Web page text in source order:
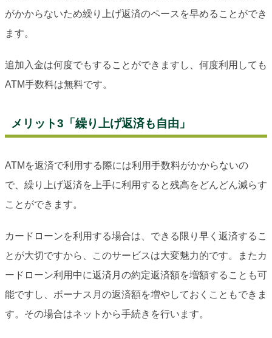
がかからないため繰り上げ返済のペースを早めることができ
ます。
追加入金は何度でもすることができますし、何度利用しても
ATM手数料は無料です。
メリット3「繰り上げ返済も自由」
ATMを返済で利用する際には利用手数料がかからないの
で、繰り上げ返済を上手に利用すると残高をどんどん減らす
ことができます。
カードローンを利用する場合は、できる限り早く返済するこ
とが大切ですから、このサービスは大変魅力的です。またカ
ードローン利用中に返済月の約定返済額を増額することも可
能ですし、ボーナス月の返済額を増やしておくこともできま
す。その場合はネットから手続きを行います。